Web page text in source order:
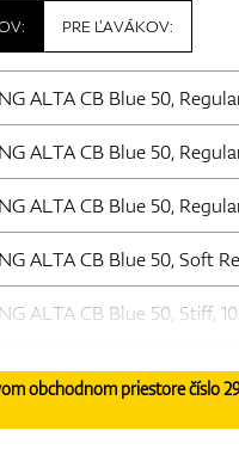
Darčekové poukážky
ALTA CB Blue 50,
ALTA CB Blue 50,
ALTA CB Blue 50,
ALTA CB Blue 50, Soft
ALTA CB Blue 50, Stiff,
PRE ĽAVÁKOV:
obchodnom priestore číslo